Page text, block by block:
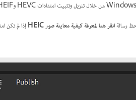
انقر هنا لمعرفة كيفية معاينة صور HEIC